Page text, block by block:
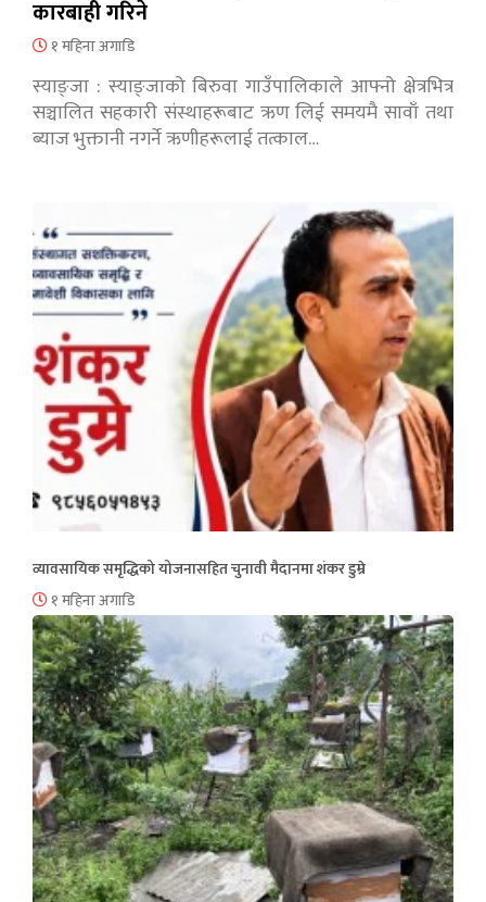
कारबाही गरिने
१ महिना अगाडि
स्याङ्जा : स्याङ्जाको बिरुवा गाउँपालिकाले आफ्नो क्षेत्रभित्र
सञ्चालित सहकारी संस्थाहरूबाट ऋण लिई समयमै सावाँ तथा
ब्याज भुक्तानी नगर्ने ऋणीहरूलाई तत्काल…
व्यावसायिक समृद्धिको योजनासहित चुनावी मैदानमा शंकर डुम्रे
१ महिना अगाडि